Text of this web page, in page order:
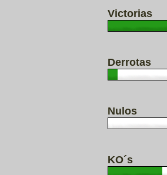
Victorias
Derrotas
Nulos
KO´s